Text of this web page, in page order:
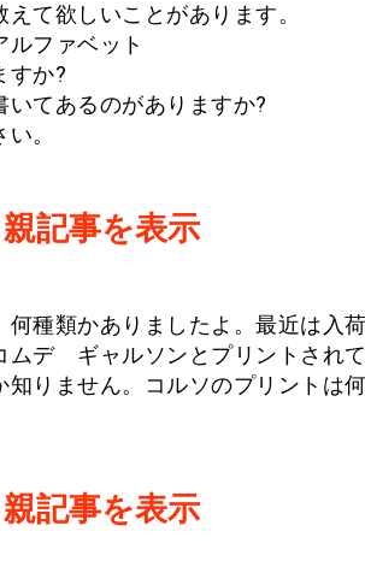
て欲しいことがあります。
ルファベット
すか?
てあるのがありますか?
。
親記事を表示
種類かありましたよ。最近は入
デ ギャルソンとプリントされて
知りません。コルソのプリントは
親記事を表示